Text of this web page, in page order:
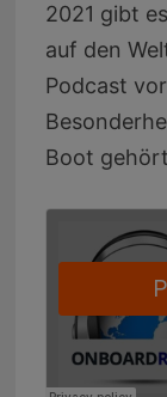
2021 gibt
auf den
Podcast
Boot